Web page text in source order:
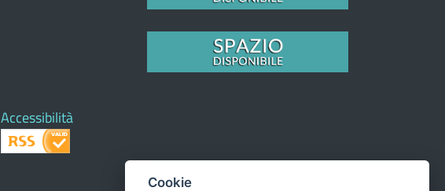
Accessibilità
Cookie